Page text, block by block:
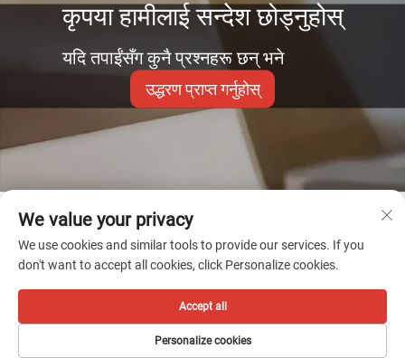
कृपया हामीलाई सन्देश छोड्नुहोस्
यदि तपाईंसँग कुनै प्रश्नहरू छन् भने
उद्धरण प्राप्त गर्नुहोस्
We value your privacy
We use cookies and similar tools to provide our services. If you
don't want to accept all cookies, click Personalize cookies.
Personalize cookies
Accept all